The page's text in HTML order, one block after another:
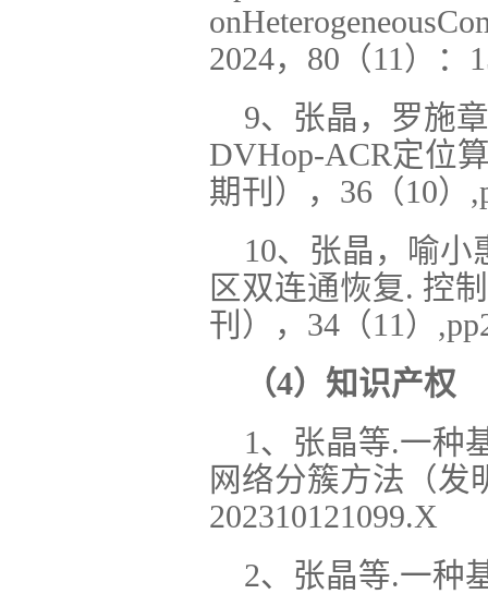
2024，80（11）：
9、张晶，罗施
DVHop-ACR定位
期刊），36（10）
10、张晶，喻小
区双连通恢复. 控
刊），34（11）
（4）知识产权
1、张晶等.一种
网络分簇方法（发
202310121099.X
2、张晶等.一种